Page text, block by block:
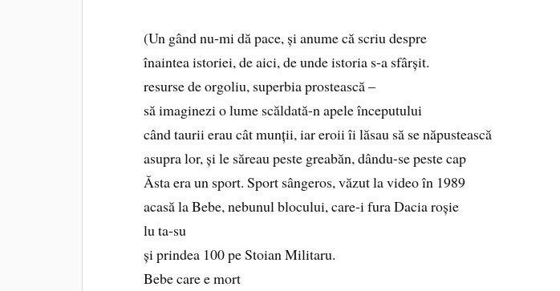
(Un gând nu-mi dă pace, și anume că scriu despre
înaintea istoriei, de aici, de unde istoria s-a sfârșit.
resurse de orgoliu, superbia prostească –
să imaginezi o lume scăldată-n apele începutului
când taurii erau cât munții, iar eroii îi lăsau să se năpustească
asupra lor, și le săreau peste greabăn, dându-se peste cap
Ăsta era un sport. Sport sângeros, văzut la video în 1989
acasă la Bebe, nebunul blocului, care-i fura Dacia roșie
lu ta-su
și prindea 100 pe Stoian Militaru.
Bebe care e mort